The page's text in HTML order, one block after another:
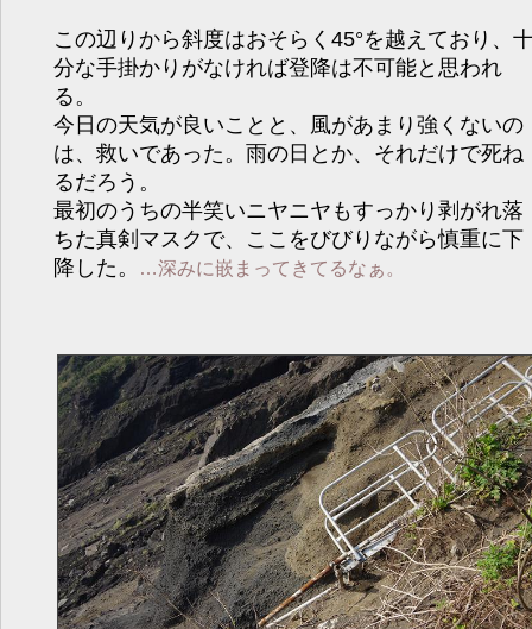
この辺りから斜度はおそらく45°を越えており、
分な手掛かりがなければ登降は不可能と思われ
る。
今日の天気が良いことと、風があまり強くないの
は、救いであった。雨の日とか、それだけで死ね
るだろう。
最初のうちの半笑いニヤニヤもすっかり剥がれ落
ちた真剣マスクで、ここをびびりながら慎重に下
降した。
…深みに嵌まってきてるなぁ。